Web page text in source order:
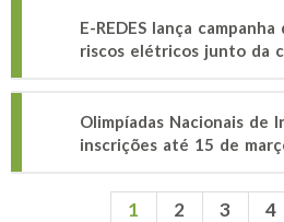
E-REDES lança
riscos elétricos junto da
Olimpíadas Nacionais de
inscrições até 15 de
1 2 3 4